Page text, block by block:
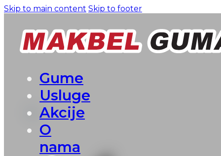
Skip to main content Skip to footer
Gume
Usluge
Akcije
O
nama